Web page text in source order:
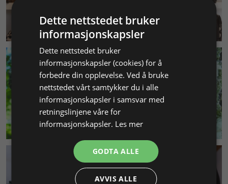
KUNDESERVICE
MILJØ & BÆREKRAFT
Dette nettstedet bruker
informasjonskapsler
Dette nettstedet bruker
informasjonskapsler (cookies) for å
forbedre din opplevelse. Ved å bruke
nettstedet vårt samtykker du i alle
informasjonskapsler i samsvar med
retningslinjene våre for
informasjonskapsler. Les mer
GODTA ALLE
AVVIS ALLE